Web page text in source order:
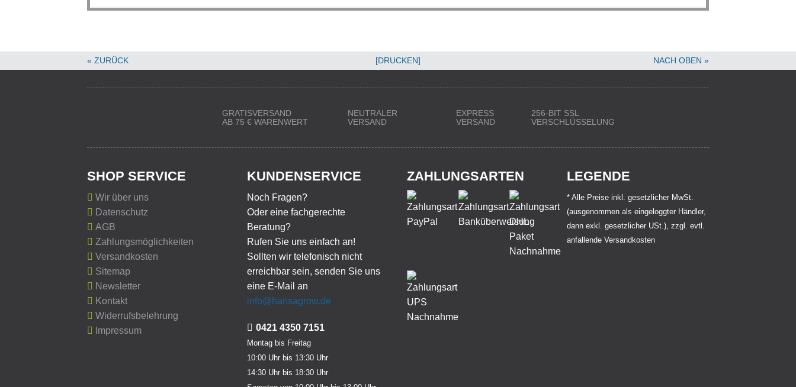
« ZURÜCK [DRUCKEN] NACH OBEN »
GRATISVERSAND
AB 75 € WARENWERT
NEUTRALER
VERSAND
EXPRESS
VERSAND
256-BIT SSL
VERSCHLÜSSELUNG
SHOP SERVICE
Wir über uns
Datenschutz
AGB
Zahlungsmöglichkeiten
Versandkosten
Sitemap
Newsletter
Kontakt
Widerrufsbelehrung
Impressum
KUNDENSERVICE
Noch Fragen?
Oder eine fachgerechte
Beratung?
Rufen Sie uns einfach an!
Sollten wir telefonisch nicht
erreichbar sein, senden Sie uns
eine E-Mail an
info@hansagrow.de
0421 4350 7151
Montag bis Freitag
10:00 Uhr bis 13:30 Uhr
14:30 Uhr bis 18:30 Uhr
ZAHLUNGSARTEN LEGENDE
* Alle Preise inkl. gesetzlicher MwSt.
(ausgenommen als eingeloggter Händler,
dann exkl. gesetzlicher USt.), zzgl. evtl.
anfallende Versandkosten